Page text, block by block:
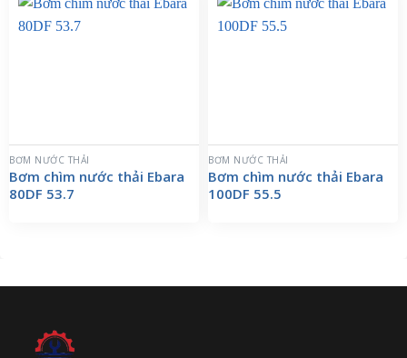
BƠM NƯỚC THẢI
Bơm chìm nước thải Ebara
80DF 53.7
BƠM NƯỚC THẢI
Bơm chìm nước thải Ebara
100DF 55.5